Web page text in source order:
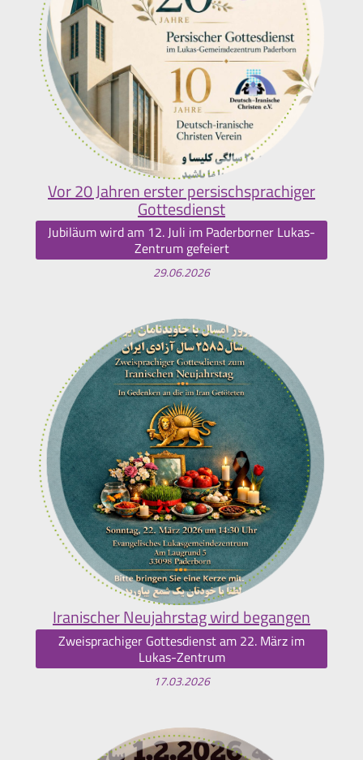
Vor 20 Jahren erster persischsprachiger
Gottesdienst
Jubiläum wird am 12. Juli im Paderborner Lukas-
Zentrum gefeiert
29.06.2026
Iranischer Neujahrstag wird begangen
Zweisprachiger Gottesdienst am 22. März im
Lukas-Zentrum
17.03.2026